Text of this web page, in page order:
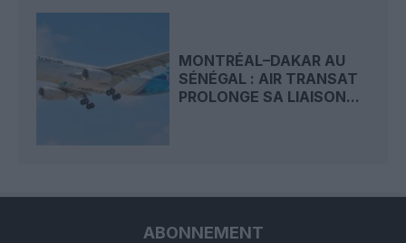
MONTRÉAL–DAKAR AU
SÉNÉGAL : AIR TRANSAT
PROLONGE SA LIAISON...
ABONNEMENT